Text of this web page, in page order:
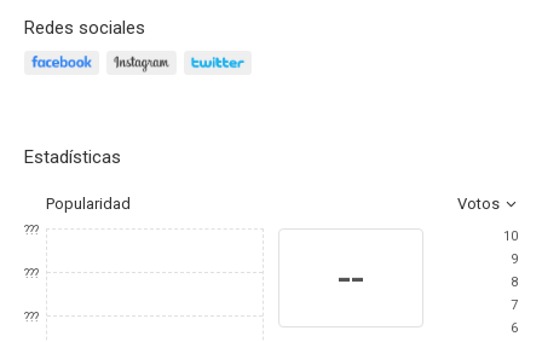
Redes sociales
Estadísticas
Popularidad Votos
???
???
???
--
10
9
8
7
6